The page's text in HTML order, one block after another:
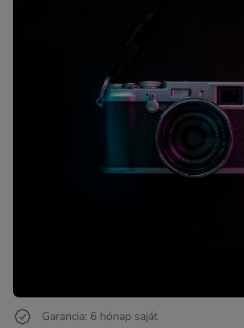
Garancia: 6 hónap saját